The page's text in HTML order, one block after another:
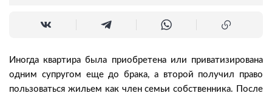
Иногда квартира была приобретена или приватизирована
одним супругом еще до брака, а второй получил право
пользоваться жильем как член семьи собственника. После